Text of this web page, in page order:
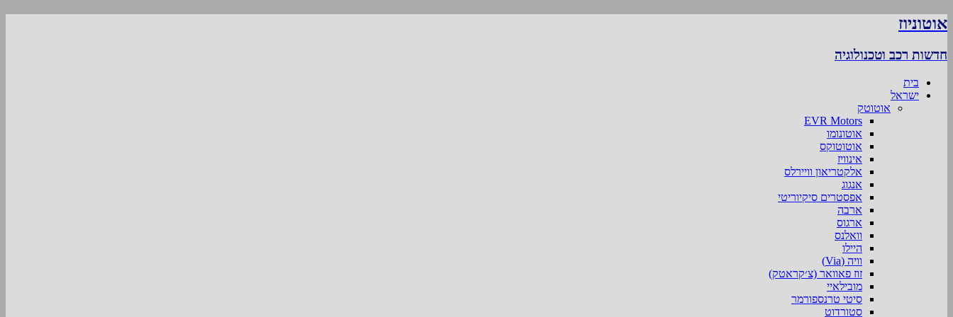
אוטוניוז
חדשות רכב וטכנולוגיה
בית
ישראל
אוטוטק
EVR Motors
אוטונומו
אוטוטוקס
אינוויז
אלקטריאון וויירלס
אנגוג
אפסטרים סיקיוריטי
ארבה
ארגוס
וואלנס
היילו
וויה (Via)
זוז פאוואר (צ׳קראטק)
מובילאיי
סיטי טרנספורמר
סטורדוט